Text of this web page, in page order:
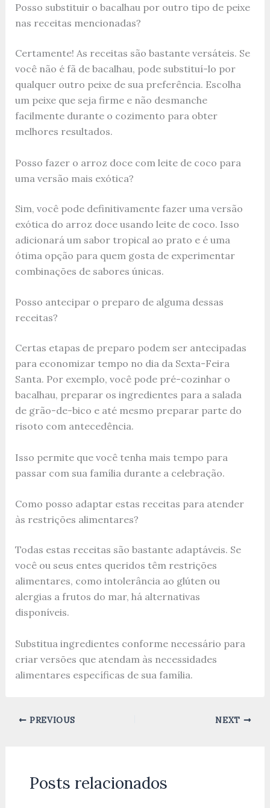
Posso substituir o bacalhau por outro tipo de peixe
nas receitas mencionadas?
Certamente! As receitas são bastante versáteis. Se
você não é fã de bacalhau, pode substituí-lo por
qualquer outro peixe de sua preferência. Escolha
um peixe que seja firme e não desmanche
facilmente durante o cozimento para obter
melhores resultados.
Posso fazer o arroz doce com leite de coco para
uma versão mais exótica?
Sim, você pode definitivamente fazer uma versão
exótica do arroz doce usando leite de coco. Isso
adicionará um sabor tropical ao prato e é uma
ótima opção para quem gosta de experimentar
combinações de sabores únicas.
Posso antecipar o preparo de alguma dessas
receitas?
Certas etapas de preparo podem ser antecipadas
para economizar tempo no dia da Sexta-Feira
Santa. Por exemplo, você pode pré-cozinhar o
bacalhau, preparar os ingredientes para a salada
de grão-de-bico e até mesmo preparar parte do
risoto com antecedência.
Isso permite que você tenha mais tempo para
passar com sua família durante a celebração.
Como posso adaptar estas receitas para atender
às restrições alimentares?
Todas estas receitas são bastante adaptáveis. Se
você ou seus entes queridos têm restrições
alimentares, como intolerância ao glúten ou
alergias a frutos do mar, há alternativas
disponíveis.
Substitua ingredientes conforme necessário para
criar versões que atendam às necessidades
alimentares específicas de sua família.
PREVIOUS NEXT
Posts relacionados